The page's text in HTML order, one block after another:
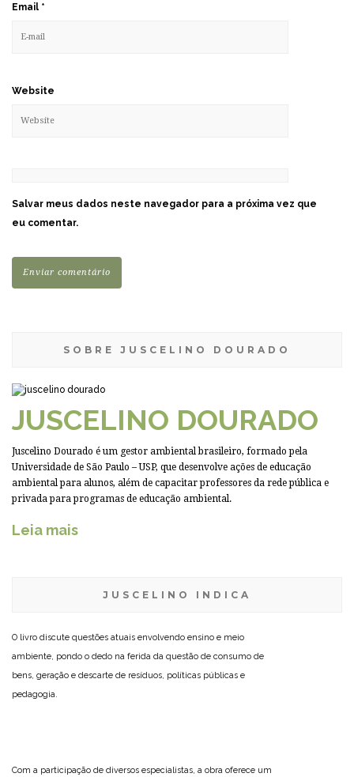
Email *
Website
Salvar meus dados neste navegador para a próxima vez que
eu comentar.
SOBRE JUSCELINO DOURADO
JUSCELINO DOURADO
Juscelino Dourado é um gestor ambiental brasileiro, formado pela
Universidade de São Paulo – USP, que desenvolve ações de educação
ambiental para alunos, além de capacitar professores da rede pública e
privada para programas de educação ambiental.
Leia mais
JUSCELINO INDICA
O livro discute questões atuais envolvendo ensino e meio
ambiente, pondo o dedo na ferida da questão de consumo de
bens, geração e descarte de resíduos, políticas públicas e
pedagogia.
Com a participação de diversos especialistas, a obra oferece um